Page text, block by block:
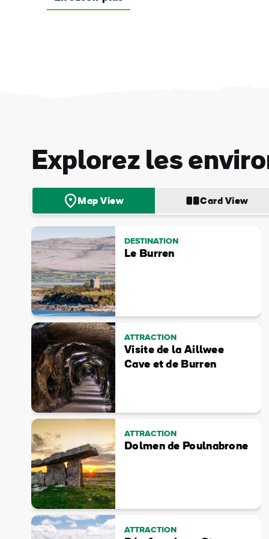
Explorez les
Map View Card View
DESTINATION
Le Burren
ATTRACTION
Visite de la Aillwee
Cave et de Burren
ATTRACTION
Dolmen de Poulnabrone
ATTRACTION